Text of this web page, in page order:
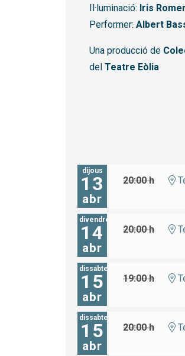
Il·luminació: Iris
Performer: Albert
Una producció de
del Teatre Eòlia
dijous
13
abr
20:00 h
divendres
14
abr
20:00 h
dissabte
15
abr
19:00 h
dissabte
15
abr
20:00 h